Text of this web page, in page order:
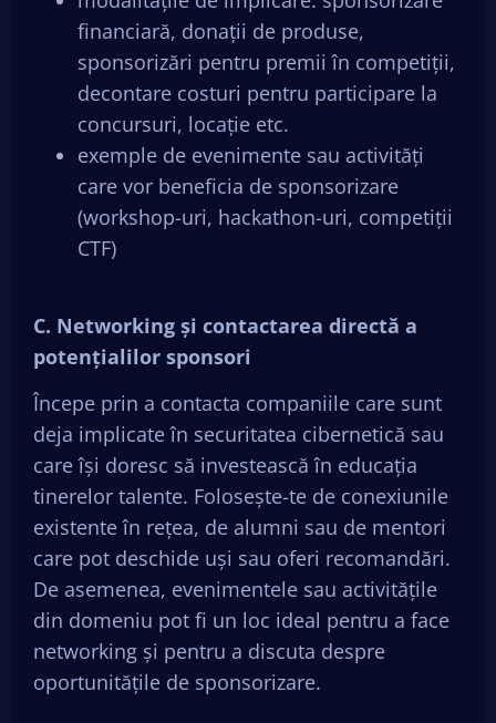
financiară, donații de produse,
sponsorizări pentru premii în competiții,
decontare costuri pentru participare la
concursuri, locație etc.
exemple de evenimente sau activități
care vor beneficia de sponsorizare
(workshop-uri, hackathon-uri, competiții
CTF)
C. Networking și contactarea directă a
potențialilor sponsori
Începe prin a contacta companiile care sunt
deja implicate în securitatea cibernetică sau
care își doresc să investească în educația
tinerelor talente. Folosește-te de conexiunile
existente în rețea, de alumni sau de mentori
care pot deschide uși sau oferi recomandări.
De asemenea, evenimentele sau activitățile
din domeniu pot fi un loc ideal pentru a face
networking și pentru a discuta despre
oportunitățile de sponsorizare.